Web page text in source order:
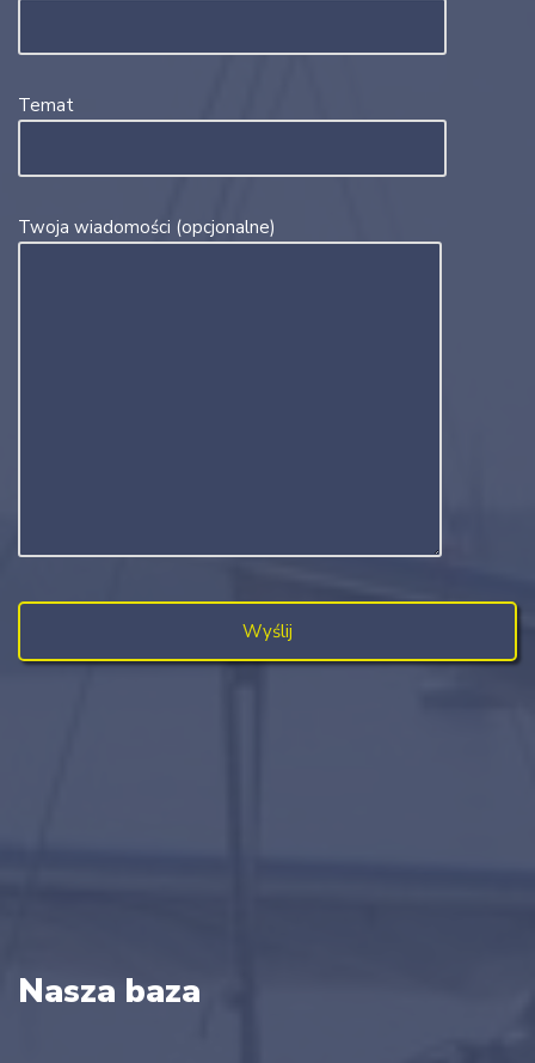
Temat
Twoja wiadomości (opcjonalne)
Nasza baza